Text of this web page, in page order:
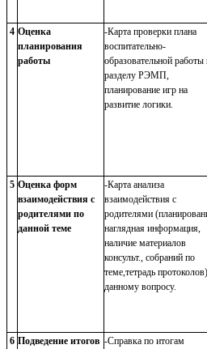
4 Оценка
планирования
работы
-Карта проверки плана
воспитательно-
образовательной работы
разделу РЭМП,
планирование игр на
развитие логики.
5 Оценка форм
взаимодействия с
родителями по
данной теме
-Карта анализа
взаимодействия с
родителями
наглядная информация,
наличие материалов
консульт., собраний по
теме,тетрадь
данному вопросу.
6 Подведение итогов -Справка по итогам